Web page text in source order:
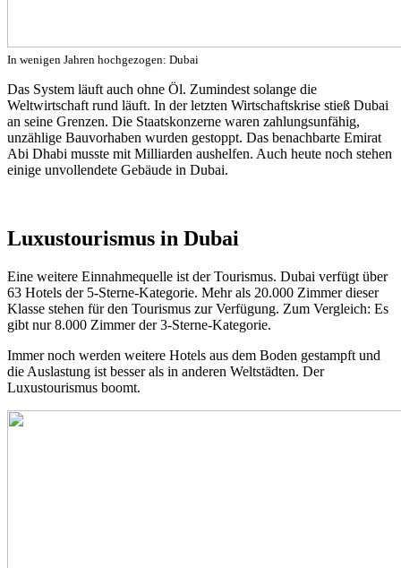
In wenigen Jahren hochgezogen: Dubai
Das System läuft auch ohne Öl. Zumindest solange die
Weltwirtschaft rund läuft. In der letzten Wirtschaftskrise stieß Dubai
an seine Grenzen. Die Staatskonzerne waren zahlungsunfähig,
unzählige Bauvorhaben wurden gestoppt. Das benachbarte Emirat
Abi Dhabi musste mit Milliarden aushelfen. Auch heute noch stehen
einige unvollendete Gebäude in Dubai.
Luxustourismus in Dubai
Eine weitere Einnahmequelle ist der Tourismus. Dubai verfügt über
63 Hotels der 5-Sterne-Kategorie. Mehr als 20.000 Zimmer dieser
Klasse stehen für den Tourismus zur Verfügung. Zum Vergleich: Es
gibt nur 8.000 Zimmer der 3-Sterne-Kategorie.
Immer noch werden weitere Hotels aus dem Boden gestampft und
die Auslastung ist besser als in anderen Weltstädten. Der
Luxustourismus boomt.